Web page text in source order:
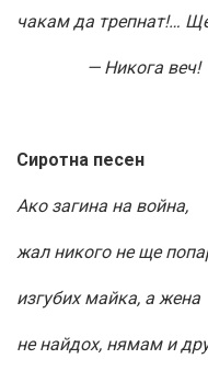
чакам да трепнат!…
— Никога веч!
Сиротна песен
Ако загина на война,
жал никого не ще
изгубих майка, а жена
не найдох, нямам и